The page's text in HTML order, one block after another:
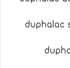
duphalac